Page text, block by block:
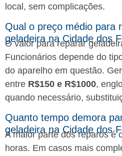
local, sem complicações.
Qual o preço médio para
geladeira na Cidade dos
O valor para reparar
Funcionários depende do
do aparelho em questão.
entre R$150 e R$1000,
quando necessário,
Quanto tempo demora
geladeira na Cidade dos
A maior parte dos reparos é
horas. Em casos mais